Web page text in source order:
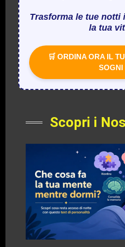
Trasforma le tue notti
la tua
🛒 ORDINA ORA IL
SOGNI
Scopri i